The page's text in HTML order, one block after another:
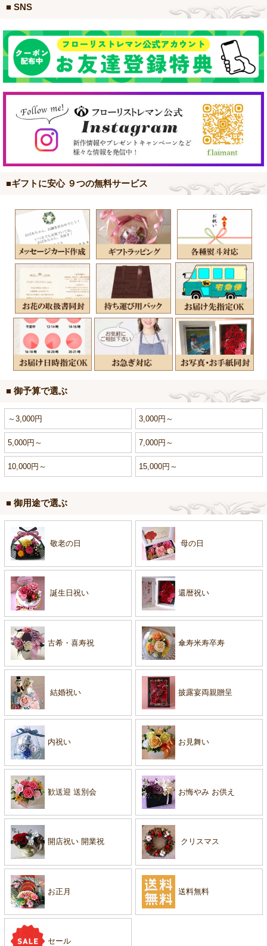
■ SNS
■ギフトに安心 ９つの無料サービス
■ 御予算で選ぶ
～3,000円 3,000円～
5,000円～ 7,000円～
10,000円～ 15,000円～
■ 御用途で選ぶ
敬老の日 母の日
誕生日祝い 還暦祝い
古希・喜寿祝 傘寿米寿卒寿
結婚祝い 披露宴両親贈呈
内祝い お見舞い
歓送迎 送別会 お悔やみ お供え
開店祝い 開業祝 クリスマス
お正月 送料無料
セール